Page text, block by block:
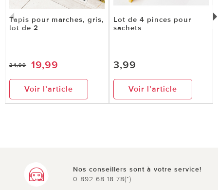
Tapis pour marches, gris,
lot de 2
24,99 19,99
Voir l’article
Lot de 4 pinces pour
sachets
3,99
Voir l’article
Nos conseillers sont à votre service!
0 892 68 18 78(*)